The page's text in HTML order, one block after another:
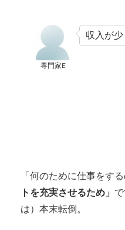
専門家E
収入が少
「何のために仕事をす
トを充実させるため」
は）本末転倒。